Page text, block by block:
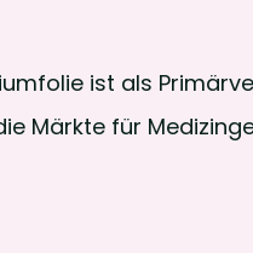
ist als
Märkte für